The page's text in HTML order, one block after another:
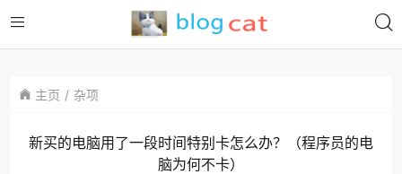
主页 杂项
新买的电脑用了一段时间特别卡怎么办？（程序员的电
脑为何不卡）